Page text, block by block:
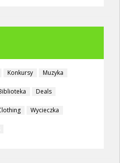
Konkursy Muzyka
Deals
Wycieczka